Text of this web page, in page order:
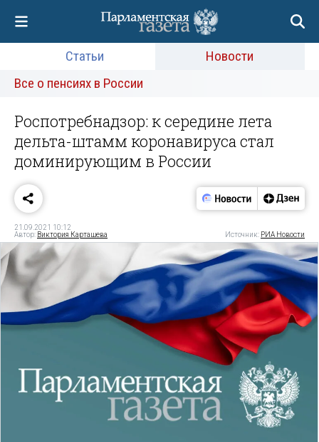
Статьи
Новости
Все о пенсиях в России
Роспотребнадзор: к середине лета
дельта-штамм коронавируса стал
доминирующим в России
21.09.2021 10:12
Автор: Виктория Карташева Источник: РИА Новости